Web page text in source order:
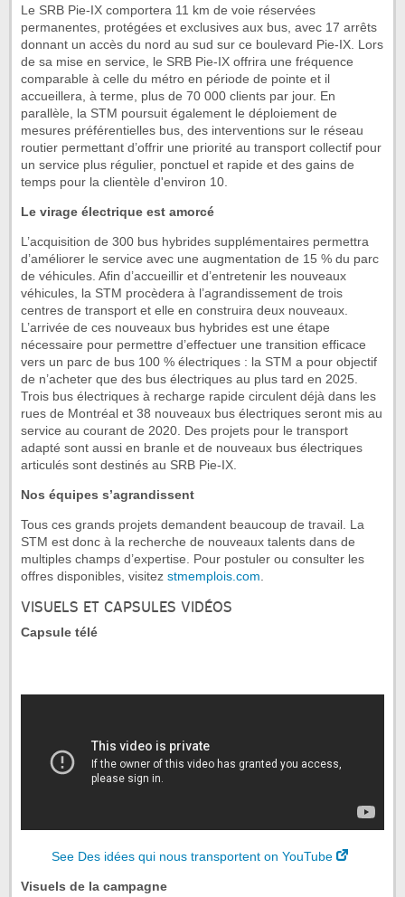
Le SRB Pie-IX comportera 11 km de voie réservées
permanentes, protégées et exclusives aux bus, avec 17 arrêts
donnant un accès du nord au sud sur ce boulevard Pie-IX. Lors
de sa mise en service, le SRB Pie-IX offrira une fréquence
comparable à celle du métro en période de pointe et il
accueillera, à terme, plus de 70 000 clients par jour. En
parallèle, la STM poursuit également le déploiement de
mesures préférentielles bus, des interventions sur le réseau
routier permettant d’offrir une priorité au transport collectif pour
un service plus régulier, ponctuel et rapide et des gains de
temps pour la clientèle d'environ 10.
Le virage électrique est amorcé
L’acquisition de 300 bus hybrides supplémentaires permettra
d’améliorer le service avec une augmentation de 15 % du parc
de véhicules. Afin d’accueillir et d’entretenir les nouveaux
véhicules, la STM procèdera à l’agrandissement de trois
centres de transport et elle en construira deux nouveaux.
L’arrivée de ces nouveaux bus hybrides est une étape
nécessaire pour permettre d’effectuer une transition efficace
vers un parc de bus 100 % électriques : la STM a pour objectif
de n’acheter que des bus électriques au plus tard en 2025.
Trois bus électriques à recharge rapide circulent déjà dans les
rues de Montréal et 38 nouveaux bus électriques seront mis au
service au courant de 2020. Des projets pour le transport
adapté sont aussi en branle et de nouveaux bus électriques
articulés sont destinés au SRB Pie-IX.
Nos équipes s’agrandissent
Tous ces grands projets demandent beaucoup de travail. La
STM est donc à la recherche de nouveaux talents dans de
multiples champs d’expertise. Pour postuler ou consulter les
offres disponibles, visitez stmemplois.com.
VISUELS ET CAPSULES VIDÉOS
Capsule télé
See Des idées qui nous transportent on YouTube
Visuels de la campagne